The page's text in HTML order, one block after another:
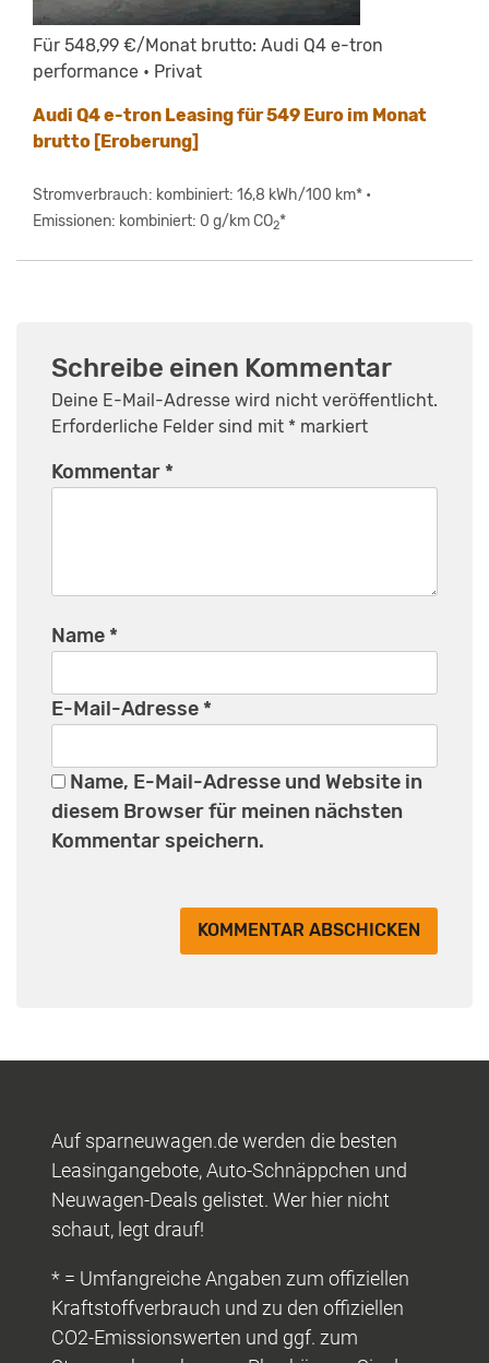
Für 548,99 €/Monat brutto: Audi Q4 e-tron
performance • Privat
Audi Q4 e-tron Leasing für 549 Euro im Monat
brutto [Eroberung]
Stromverbrauch: kombiniert: 16,8 kWh/100 km* •
Emissionen: kombiniert: 0 g/km CO2*
Schreibe einen Kommentar
Deine E-Mail-Adresse wird nicht veröffentlicht.
Erforderliche Felder sind mit * markiert
Kommentar *
Name *
E-Mail-Adresse *
Name, E-Mail-Adresse und Website in
diesem Browser für meinen nächsten
Kommentar speichern.
Auf sparneuwagen.de werden die besten
Leasingangebote, Auto-Schnäppchen und
Neuwagen-Deals gelistet. Wer hier nicht
schaut, legt drauf!
* = Umfangreiche Angaben zum offiziellen
Kraftstoffverbrauch und zu den offiziellen
CO2-Emissionswerten und ggf. zum